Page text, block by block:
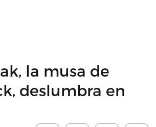
la musa de
deslumbra en